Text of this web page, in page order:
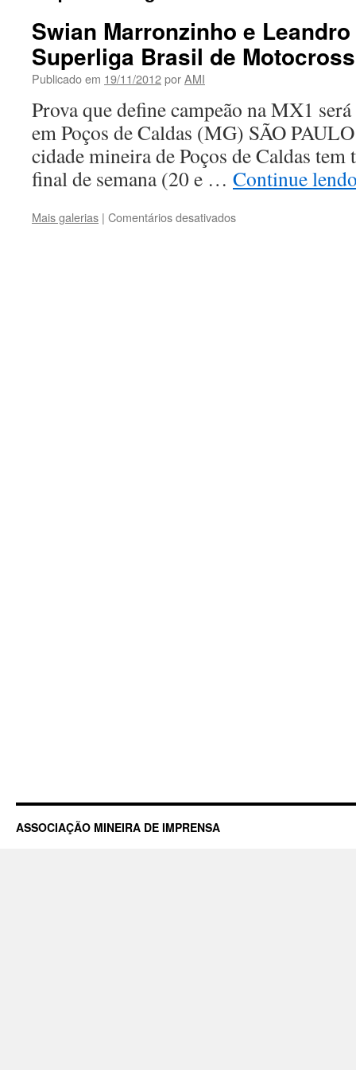
Swian Marronzinho e
Superliga Brasil de Motocross
Publicado em 19/11/2012porAMI
Prova que define campeão na MX1
em Poços de Caldas (MG) SÃO
cidade mineira de Poços de Caldas tem
final de semana (20 e … Continue
Mais galerias | Comentários desativadosem
ASSOCIAÇÃO MINEIRA DE IMPRENSA